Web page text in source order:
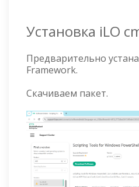
Установка iLO
Предварительно
Framework.
Скачиваем пакет.